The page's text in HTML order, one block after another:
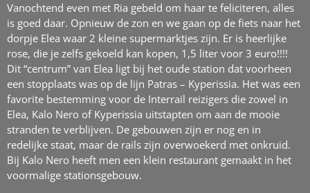
Vanochtend even met Ria gebeld om haar te feliciteren, alles
is goed daar. Opnieuw de zon en we gaan op de fiets naar het
dorpje Elea waar 2 kleine supermarktjes zijn. Er is heerlijke
rose, die je zelfs gekoeld kan kopen, 1,5 liter voor 3 euro!!!!
Dit “centrum” van Elea ligt bij het oude station dat voorheen
een stopplaats was op de lijn Patras – Kyperissia. Het was een
favorite bestemming voor de Interrail reizigers die zowel in
Elea, Kalo Nero of Kyperissia uitstapten om aan de mooie
stranden te verblijven. De gebouwen zijn er nog en in
redelijke staat, maar de rails zijn overwoekerd met onkruid.
Bij Kalo Nero heeft men een klein restaurant gemaakt in het
voormalige stationsgebouw.